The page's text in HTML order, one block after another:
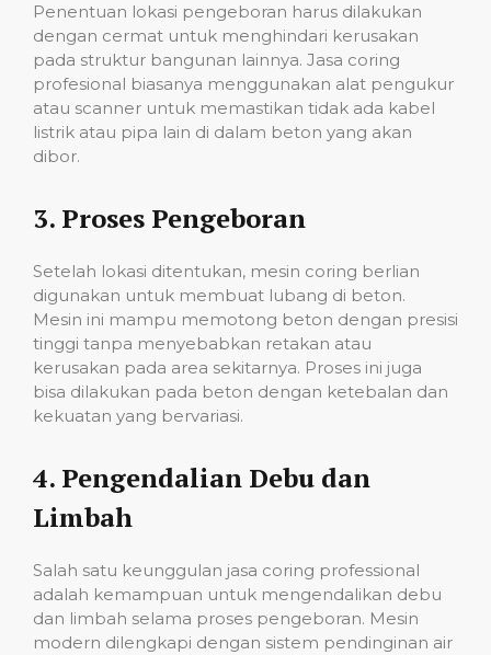
Penentuan lokasi pengeboran harus dilakukan
dengan cermat untuk menghindari kerusakan
pada struktur bangunan lainnya. Jasa coring
profesional biasanya menggunakan alat pengukur
atau scanner untuk memastikan tidak ada kabel
listrik atau pipa lain di dalam beton yang akan
dibor.
3. Proses Pengeboran
Setelah lokasi ditentukan, mesin coring berlian
digunakan untuk membuat lubang di beton.
Mesin ini mampu memotong beton dengan presisi
tinggi tanpa menyebabkan retakan atau
kerusakan pada area sekitarnya. Proses ini juga
bisa dilakukan pada beton dengan ketebalan dan
kekuatan yang bervariasi.
4. Pengendalian Debu dan
Limbah
Salah satu keunggulan jasa coring professional
adalah kemampuan untuk mengendalikan debu
dan limbah selama proses pengeboran. Mesin
modern dilengkapi dengan sistem pendinginan air